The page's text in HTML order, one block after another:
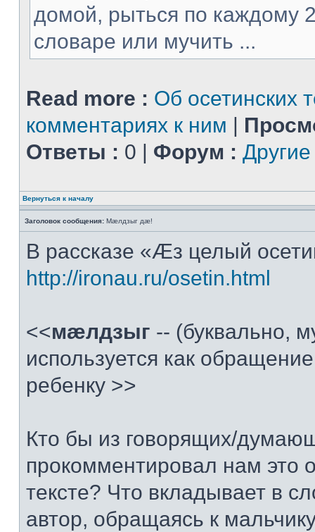
домой, рыться по каждому
словаре или мучить ...
Read more : Об осетинских
комментариях к ним |
Ответы : 0 | Форум :
Вернуться к началу
Заголовок сообщения: Мæлдзыг дæ!
В рассказе «Æз целый
http://ironau.ru/osetin.html
<<мæлдзыг -- (буквально,
используется как
ребенку >>
Кто бы из говорящих/
прокомментировал нам это
тексте? Что вкладывает в
автор, обращаясь к